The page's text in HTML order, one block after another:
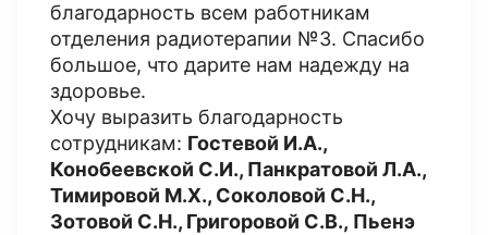
благодарность всем работникам
отделения радиотерапии №3. Спасибо
большое, что дарите нам надежду на
здоровье.
Хочу выразить благодарность
сотрудникам: Гостевой И.А.,
Конобеевской С.И., Панкратовой Л.А.,
Тимировой М.Х., Соколовой С.Н.,
Зотовой С.Н., Григоровой С.В., Пьенэ